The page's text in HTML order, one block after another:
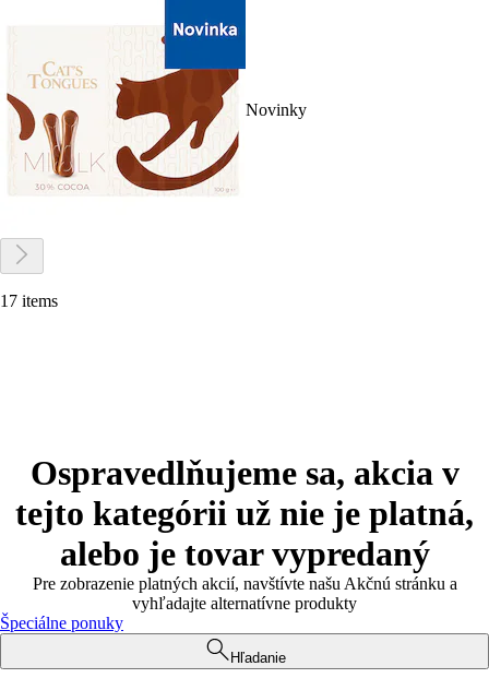
Novinky
17 items
Ospravedlňujeme sa, akcia v
tejto kategórii už nie je platná,
alebo je tovar vypredaný
Pre zobrazenie platných akcií, navštívte našu Akčnú stránku a
vyhľadajte alternatívne produkty
Špeciálne ponuky
Hľadanie